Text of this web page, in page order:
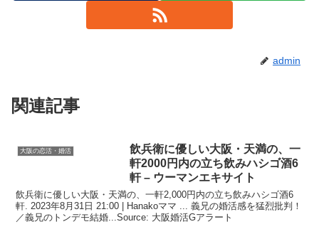
admin
関連記事
大阪の恋活・婚活 飲兵衛に優しい大阪 ・天満の、一
軒2000円内の立ち飲みハシゴ酒6
軒 – ウーマンエキサイト
飲兵衛に優しい大阪・天満の、一軒2,000円内の立ち飲みハシゴ酒6
軒. 2023年8月31日 21:00 | Hanakoママ ... 義兄の婚活感を猛烈批判！
／義兄のトンデモ結婚...Source: 大阪婚活Gアラート